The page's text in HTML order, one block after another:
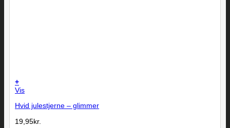
+
Vis
Hvid julestjerne – glimmer
19,95kr.